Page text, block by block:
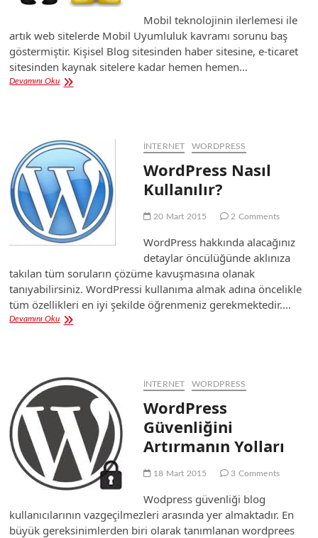
Mobil teknolojinin ilerlemesi ile
artık web sitelerde Mobil Uyumluluk kavramı sorunu baş
göstermiştir. Kişisel Blog sitesinden haber sitesine, e-ticaret
sitesinden kaynak sitelere kadar hemen hemen…
Devamını OkuGoogle’un
İNTERNET WORDPRESS
WordPress Nasıl
Kullanılır?
20 Mart 2015 2 Comments
WordPress hakkında alacağınız
detaylar öncülüğünde aklınıza
takılan tüm soruların çözüme kavuşmasına olanak
tanıyabilirsiniz. WordPressi kullanıma almak adına öncelikle
tüm özellikleri en iyi şekilde öğrenmeniz gerekmektedir.…
Devamını OkuWordPress
İNTERNET WORDPRESS
WordPress
Güvenliğini
Artırmanın Yolları
18 Mart 2015 3 Comments
Wodpress güvenliği blog
kullanıcılarının vazgeçilmezleri arasında yer almaktadır. En
büyük gereksinimlerden biri olarak tanımlanan wordprees